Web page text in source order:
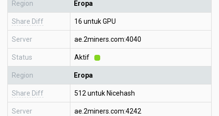
Region Eropa
Share Diff 16 untuk GPU
Server ae.2miners.com:4040
Status Aktif
Region Eropa
Share Diff 512 untuk Nicehash
Server ae.2miners.com:4242